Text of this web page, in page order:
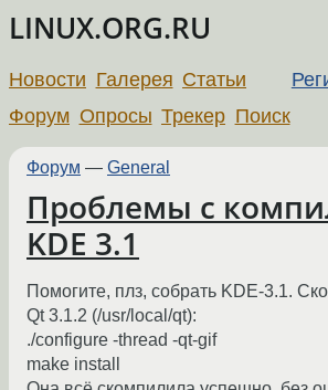
LINUX.ORG.RU
Новости Галерея Статьи
Форум Опросы Трекер Поиск
Форум — General
Проблемы с
KDE 3.1
Помогите, плз, собрать KDE-3.1.
Qt 3.1.2 (/usr/local/qt):
./configure -thread -qt-gif
make install